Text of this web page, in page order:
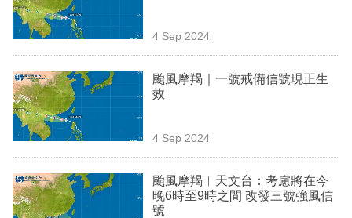
欄
區
4 Sep 2024
颱風摩羯｜一號戒備信號現正生
效
4 Sep 2024
颱風摩羯︳天文台：考慮將在今
晚6時至9時之間 改發三號強風信
號